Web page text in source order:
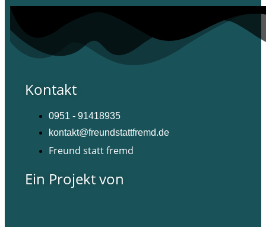
Kontakt
0951 - 91418935
kontakt@freundstattfremd.de
Freund statt fremd
Ein Projekt von